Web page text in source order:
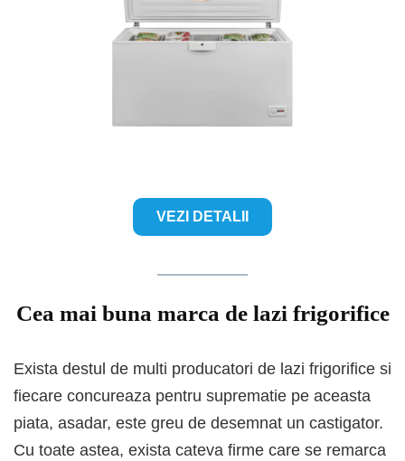
VEZI DETALII
Cea mai buna marca de lazi frigorifice
Exista destul de multi producatori de lazi frigorifice si
fiecare concureaza pentru suprematie pe aceasta
piata, asadar, este greu de desemnat un castigator.
Cu toate astea, exista cateva firme care se remarca